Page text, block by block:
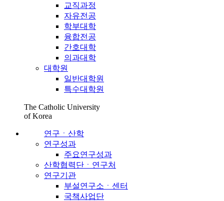
교직과정
자유전공
학부대학
융합전공
간호대학
의과대학
대학원
일반대학원
특수대학원
The Catholic University
of Korea
연구ㆍ산학
연구성과
주요연구성과
산학협력단ㆍ연구처
연구기관
부설연구소ㆍ센터
국책사업단